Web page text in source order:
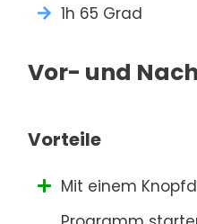
1h 65 Grad
Vor- und
Vorteile
Mit einem